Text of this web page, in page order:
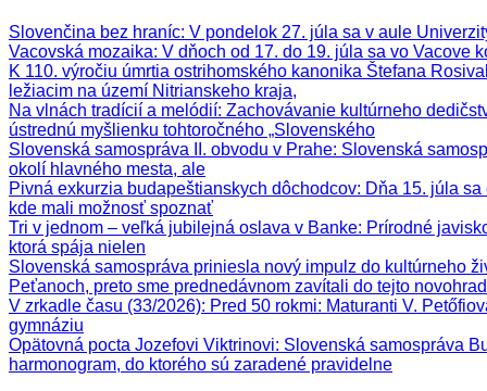
Slovenčina bez hraníc: V pondelok 27. júla sa v aule
Vacovská mozaika: V dňoch od 17. do 19. júla sa vo Vacove
K 110. výročiu úmrtia ostrihomského kanonika Štefana
ležiacim na území Nitrianskeho kraja,
Na vlnách tradícií a melódií: Zachovávanie kultúrneho
ústrednú myšlienku tohtoročného „Slovenského
Slovenská samospráva II. obvodu v Prahe: Slovenská
okolí hlavného mesta, ale
Pivná exkurzia budapeštianskych dôchodcov: Dňa 15. júla
kde mali možnosť spoznať
Tri v jednom – veľká jubilejná oslava v Banke: Prírodné
ktorá spája nielen
Slovenská samospráva priniesla nový impulz do kultúrneho
Peťanoch, preto sme prednedávnom zavítali do tejto
V zrkadle času (33/2026): Pred 50 rokmi: Maturanti V.
gymnáziu
Opätovná pocta Jozefovi Viktrinovi: Slovenská samospráva
harmonogram, do ktorého sú zaradené pravidelne